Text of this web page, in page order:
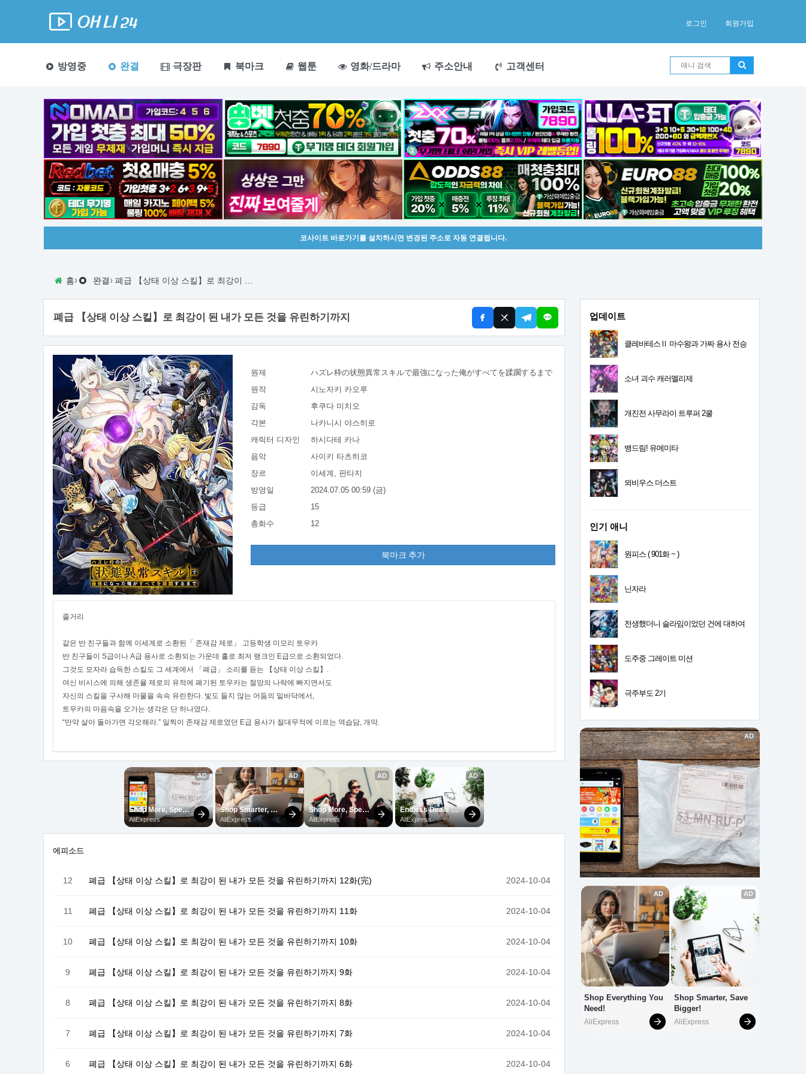
로그인 회원가입
방영중 완결 극장판 북마크 웹툰 영화/드라마 주소안내 고객센터
코사이트 바로가기를 설치하시면 변경된 주소로 자동 연결됩니다.
홈› 완결›
폐급 【상태 이상 스킬】로 최강이 된 내가 모든 것을 유린하기까지
원제
ハズレ枠の状態異常スキルで最強になった俺がすべてを蹂躙するまで
원작
시노자키 카오루
감독
후쿠다 미치오
각본
나카니시 야스히로
캐릭터 디자인
하시다테 카나
음악
사이키 타츠히코
장르
이세계, 판타지
방영일
2024.07.05 00:59 (금)
등급
15
총화수
12
북마크 추가
줄거리
같은 반 친구들과 함께 이세계로 소환된「 존재감 제로」 고등학생 미모리 토우카
반 친구들이 S급이나 A급 용사로 소환되는 가운데 홀로 최저 랭크인 E급으로 소환되었다.
그것도 모자라 습득한 스킬도 그 세계에서 「폐급」 소리를 듣는 【상태 이상 스킬】.
여신 비시스에 의해 생존율 제로의 유적에 폐기된 토우카는 절망의 나락에 빠지면서도
자신의 스킬을 구사해 마물을 속속 유린한다. 빛도 들지 않는 어둠의 밑바닥에서,
토우카의 마음속을 오가는 생각은 단 하나였다.
“만약 살아 돌아가면 각오해라.” 일찍이 존재감 제로였던 E급 용사가 절대무적에 이르는 역습담, 개막.
에피소드
12 폐급 【상태 이상 스킬】로 최강이 된 내가 모든 것을 유린하기까지 12화(完) 2024-10-04
11 폐급 【상태 이상 스킬】로 최강이 된 내가 모든 것을 유린하기까지 11화 2024-10-04
10 폐급 【상태 이상 스킬】로 최강이 된 내가 모든 것을 유린하기까지 10화 2024-10-04
9 폐급 【상태 이상 스킬】로 최강이 된 내가 모든 것을 유린하기까지 9화 2024-10-04
8 폐급 【상태 이상 스킬】로 최강이 된 내가 모든 것을 유린하기까지 8화 2024-10-04
7 폐급 【상태 이상 스킬】로 최강이 된 내가 모든 것을 유린하기까지 7화 2024-10-04
6 폐급 【상태 이상 스킬】로 최강이 된 내가 모든 것을 유린하기까지 6화 2024-10-04
업데이트
클레바테스Ⅱ 마수왕과 가짜 용사 전승
소녀 괴수 캐러멜리제
개진전 사무라이 트루퍼 2쿨
뱅드림! 유메미타
뫼비우스 더스트
인기 애니
원피스 ( 901화 ~ )
닌자라
전생했더니 슬라임이었던 건에 대하여
도주중 그레이트 미션
극주부도 2기